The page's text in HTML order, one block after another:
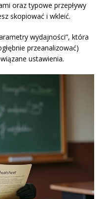
oraz typowe przepływy
skopiować i wkleić.
wydajności”, która
przeanalizować)
ustawienia.